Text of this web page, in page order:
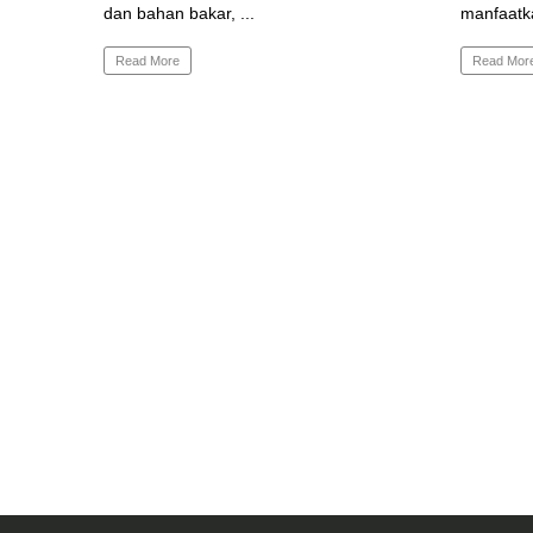
dan bahan bakar, ...
Read More Read